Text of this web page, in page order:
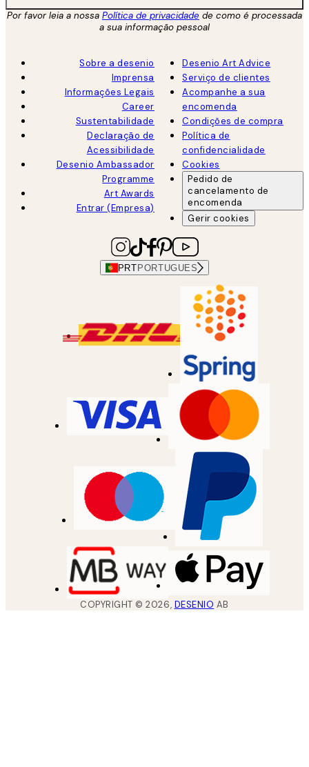
Por favor leia a nossa Política de privacidade de como é processada
a sua informação pessoal
Sobre a desenio
Imprensa
Informações Legais
Career
Sustentabilidade
Declaração de
Acessibilidade
Desenio Ambassador
Programme
Art Awards
Entrar (Empresa)
Desenio Art Advice
Serviço de clientes
Acompanhe a sua
encomenda
Condições de compra
Política de
confidencialidade
Cookies
Pedido de
cancelamento de
encomenda
Gerir cookies
PRT PORTUGUES
COPYRIGHT ©2026, DESENIO AB